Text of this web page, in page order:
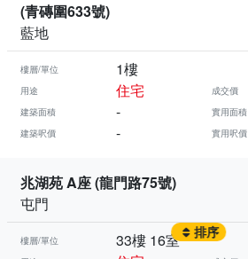
(青磚圍633號)
藍地
樓層/單位 1樓
用途 住宅 成交價
建築面積 - 實用面積
建築呎價 - 實用呎價
兆湖苑 A座 (龍門路75號)
屯門
樓層/單位 33樓 16室 排序